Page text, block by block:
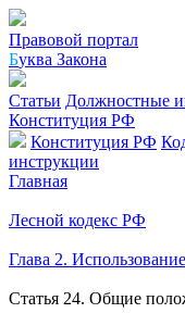
Правовой портал
Буква Закона
Статьи Должностные
Конституция РФ
Конституция РФ
инструкции
Главная
Лесной кодекс РФ
Глава 2.
Статья 24. Общие